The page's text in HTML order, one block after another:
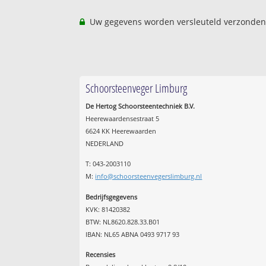
Uw gegevens worden versleuteld
Schoorsteenveger Limburg
De Hertog Schoorsteentechniek B.V.
Heerewaardensestraat 5
6624 KK Heerewaarden
NEDERLAND
T: 043-2003110
M: info@schoorsteenvegerslimburg.nl
Bedrijfsgegevens
KVK: 81420382
BTW: NL8620.828.33.B01
IBAN: NL65 ABNA 0493 9717 93
Recensies